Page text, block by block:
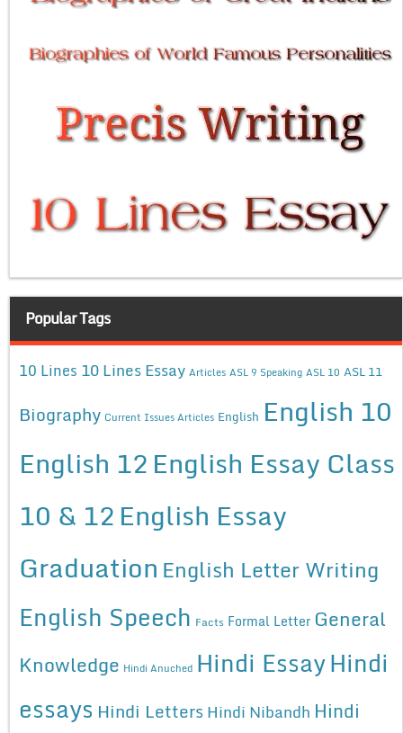
Popular Tags
10 Lines 10 Lines Essay Articles ASL 9 Speaking ASL 10 ASL 11
Biography Current Issues Articles English English 10
English 12English Essay Class
10 & 12English Essay
Graduation English Letter Writing
English Speech Facts Formal Letter General
Knowledge Hindi Anuched Hindi EssayHindi
essays Hindi Letters Hindi Nibandh Hindi